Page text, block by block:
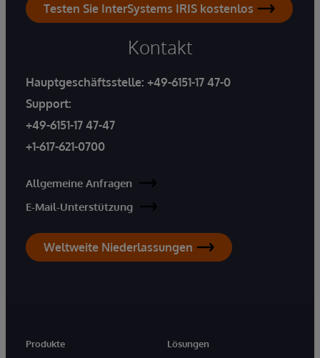
Testen Sie InterSystems IRIS kostenlos
Kontakt
Hauptgeschäftsstelle: +49-6151-17 47-0
Support:
+49-6151-17 47-47
+1-617-621-0700
Allgemeine Anfragen
E-Mail-Unterstützung
Weltweite Niederlassungen
Produkte
Lösungen